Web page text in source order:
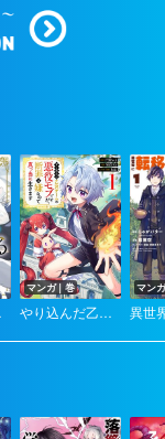
マン
る
マンガ｜巻
やり込んだ乙女ゲームの悪役モブですが、断罪は嫌なので真っ当に生きます＠COMIC